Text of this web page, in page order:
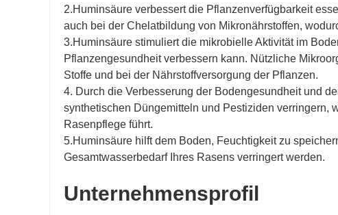
2.Huminsäure verbessert die Pflanzenverfügbarkeit
auch bei der Chelatbildung von Mikronährstoffen,
3.Huminsäure stimuliert die mikrobielle Aktivität im
Pflanzengesundheit verbessern kann. Nützliche
Stoffe und bei der Nährstoffversorgung der Pflanzen.
4. Durch die Verbesserung der Bodengesundheit und
synthetischen Düngemitteln und Pestiziden verringern,
Rasenpflege führt.
5.Huminsäure hilft dem Boden, Feuchtigkeit zu
Gesamtwasserbedarf Ihres Rasens verringert werden.
Unternehmensprofil